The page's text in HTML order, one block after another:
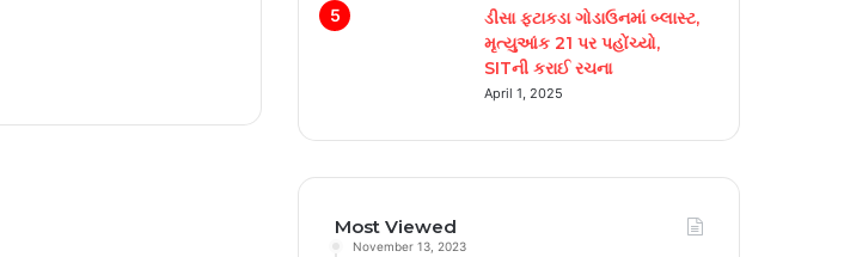
ડીસા ફટાકડા ગોડાઉનમાં બ્લાસ્ટ,
મૃત્યુઆંક 21 પર પહોંચ્યો,
SITની કરાઈ રચના
April 1, 2025
Most Viewed
November 13, 2023